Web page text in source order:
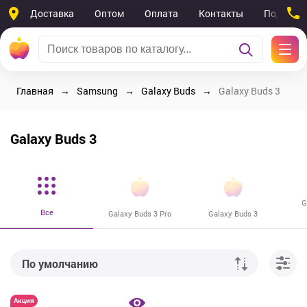
Доставка Оптом Оплата Контакты
Главная Samsung Galaxy Buds Galaxy Buds 3
Galaxy Buds 3
Все Galaxy Buds 3 Pro Galaxy Buds 3
По умолчанию
От дешевых к дорогим
Акция